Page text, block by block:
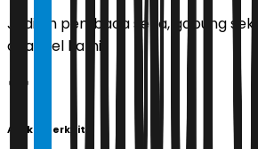
Jadilah pembaca setia, gabung
channel kami!
Artikel Terkait